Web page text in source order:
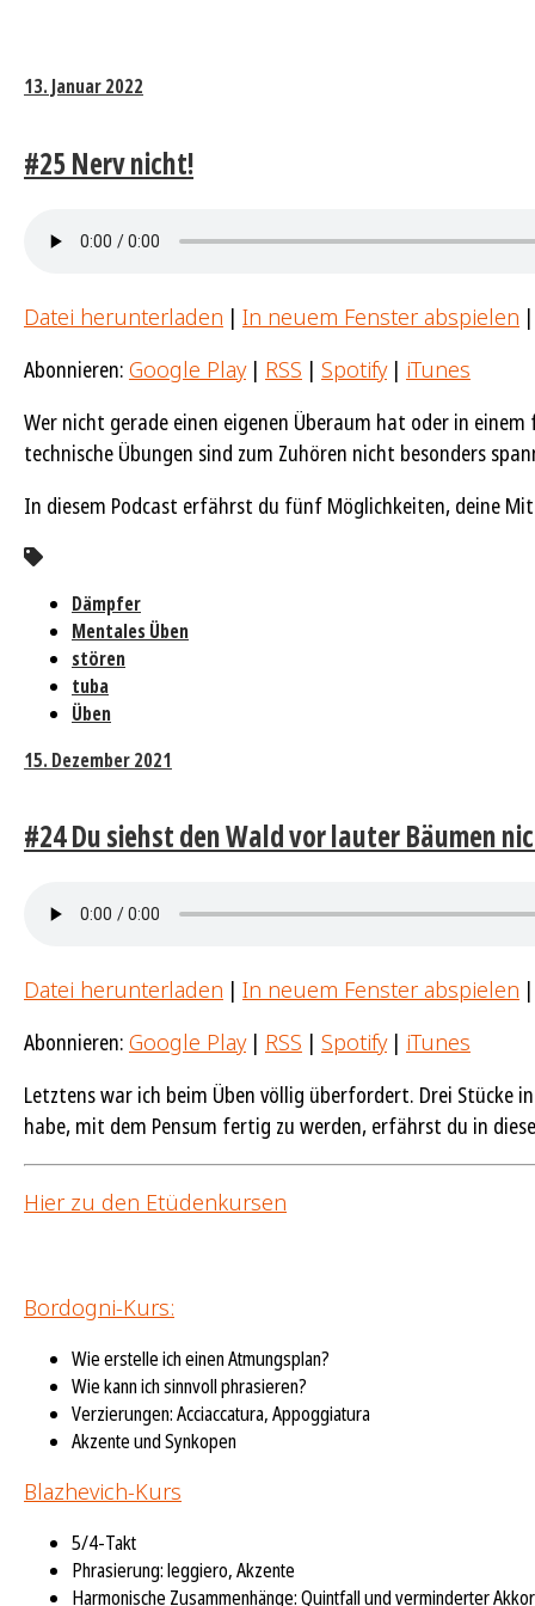
13. Januar 2022
#25 Nerv nicht!
Datei herunterladen | In neuem Fenster abspielen
Abonnieren:Google Play| RSS | Spotify| iTunes
Wer nicht gerade einen eigenen Überaum hat oder in
technische Übungen sind zum Zuhören nicht besonders
In diesem Podcast erfährst du fünf Möglichkeiten, deine
Dämpfer
Mentales Üben
stören
tuba
Üben
15. Dezember 2021
#24 Du siehst den Wald vor lauter Bäumen
Datei herunterladen | In neuem Fenster abspielen
Abonnieren:Google Play| RSS | Spotify| iTunes
Letztens war ich beim Üben völlig überfordert. Drei Stücke
habe, mit dem Pensum fertig zu werden, erfährst du in
Hier zu den Etüdenkursen
Bordogni-Kurs:
Wie erstelle ich einen Atmungsplan?
Wie kann ich sinnvoll phrasieren?
Verzierungen: Acciaccatura, Appoggiatura
Akzente und Synkopen
Blazhevich-Kurs
5/4-Takt
Phrasierung: leggiero, Akzente
Harmonische Zusammenhänge: Quintfall und verminderter